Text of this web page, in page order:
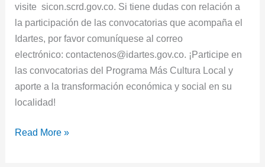
visite sicon.scrd.gov.co. Si tiene dudas con relación a
la participación de las convocatorias que acompaña el
Idartes, por favor comuníquese al correo
electrónico: contactenos@idartes.gov.co. ¡Participe en
las convocatorias del Programa Más Cultura Local y
aporte a la transformación económica y social en su
localidad!
Read More »